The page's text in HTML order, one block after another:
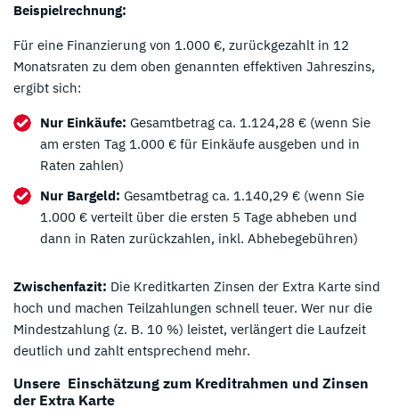
Beispielrechnung:
Für eine Finanzierung von 1.000 €, zurückgezahlt in 12
Monatsraten zu dem oben genannten effektiven Jahreszins,
ergibt sich:
Nur Einkäufe: Gesamtbetrag ca. 1.124,28 € (wenn Sie
am ersten Tag 1.000 € für Einkäufe ausgeben und in
Raten zahlen)
Nur Bargeld: Gesamtbetrag ca. 1.140,29 € (wenn Sie
1.000 € verteilt über die ersten 5 Tage abheben und
dann in Raten zurückzahlen, inkl. Abhebegebühren)
Zwischenfazit: Die Kreditkarten Zinsen der Extra Karte sind
hoch und machen Teilzahlungen schnell teuer. Wer nur die
Mindestzahlung (z. B. 10 %) leistet, verlängert die Laufzeit
deutlich und zahlt entsprechend mehr.
Unsere Einschätzung zum Kreditrahmen und Zinsen
der Extra Karte